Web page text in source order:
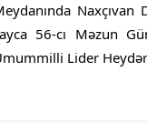
56-cı Məzun
Lider